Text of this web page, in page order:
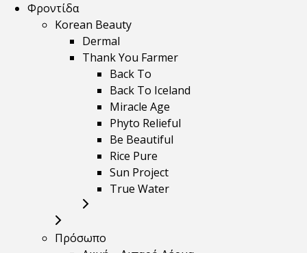
Φροντίδα
Korean Beauty
Dermal
Thank You Farmer
Back To
Back To Iceland
Miracle Age
Phyto Relieful
Be Beautiful
Rice Pure
Sun Project
True Water
Πρόσωπο